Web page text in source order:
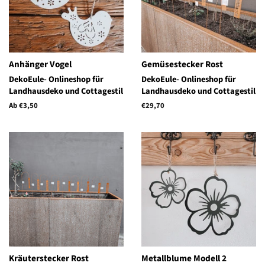
Anhänger Vogel
DekoEule- Onlineshop für
Landhausdeko und Cottagestil
Ab €3,50
Gemüsestecker Rost
DekoEule- Onlineshop für
Landhausdeko und Cottagestil
Normaler
€29,70
Kräuterstecker Rost Metallblume Modell 2